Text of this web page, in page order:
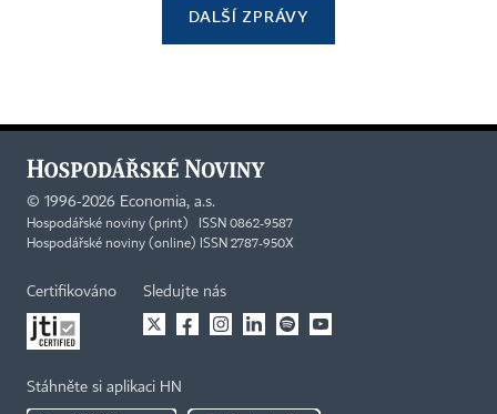
DALŠÍ ZPRÁVY
© 1996-2026 Economia, a.s.
Hospodářské noviny (print) ISSN 0862-9587
Hospodářské noviny (online) ISSN 2787-950X
Certifikováno Sledujte nás
Stáhněte si aplikaci HN